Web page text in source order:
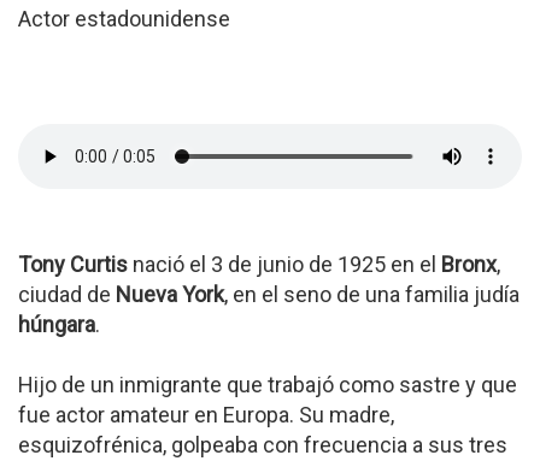
Actor estadounidense
Tony Curtis nació el 3 de junio de 1925 en el Bronx,
ciudad de Nueva York, en el seno de una familia judía
húngara.
Hijo de un inmigrante que trabajó como sastre y que
fue actor amateur en Europa. Su madre,
esquizofrénica, golpeaba con frecuencia a sus tres